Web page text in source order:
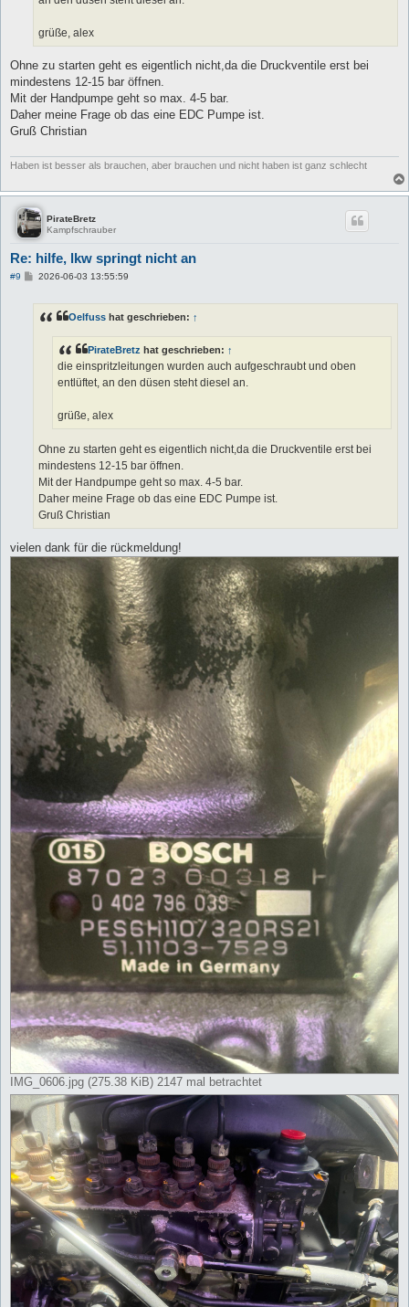
grüße, alex
Ohne zu starten geht es eigentlich nicht,da die Druckventile erst bei
mindestens 12-15 bar öffnen.
Mit der Handpumpe geht so max. 4-5 bar.
Daher meine Frage ob das eine EDC Pumpe ist.
Gruß Christian
Haben ist besser als brauchen, aber brauchen und nicht haben ist ganz schlecht
PirateBretz
Kampfschrauber
Re: hilfe, lkw springt nicht an
#9
B2026-06-03 13:55:59
Oelfuss hat geschrieben: ↑
PirateBretz hat geschrieben: ↑
die einspritzleitungen wurden auch aufgeschraubt und oben
entlüftet, an den düsen steht diesel an.
grüße, alex
Ohne zu starten geht es eigentlich nicht,da die Druckventile erst bei
mindestens 12-15 bar öffnen.
Mit der Handpumpe geht so max. 4-5 bar.
Daher meine Frage ob das eine EDC Pumpe ist.
Gruß Christian
vielen dank für die rückmeldung!
IMG_0606.jpg (275.38 KiB) 2147 mal betrachtet